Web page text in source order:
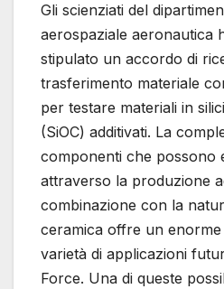
Gli scienziati del
aerospaziale aeronautica
stipulato un accordo di
trasferimento materiale
per testare materiali in
(SiOC) additivati. La
componenti che possono
attraverso la produzione
combinazione con la
ceramica offre un
varietà di applicazioni
Force. Una di queste